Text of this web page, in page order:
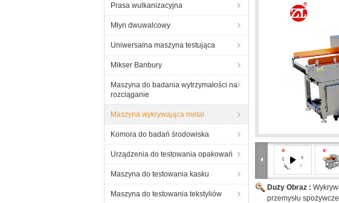
Prasa wulkanizacyjna
Młyn dwuwalcowy
Uniwersalna maszyna testująca
Mikser Banbury
Maszyna do badania wytrzymałości na
rozciąganie
Maszyna wykrywająca metal
Komora do badań środowiska
Urządzenia do testowania opakowań
Maszyna do testowania kasku
Maszyna do testowania tekstyliów
Duży Obraz :
przemysłu